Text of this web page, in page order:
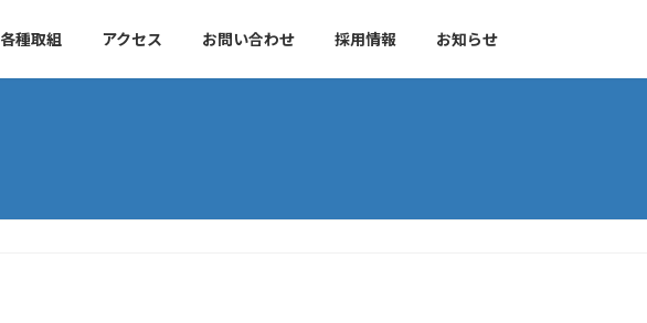
各種取組 アクセス お問い合わせ 採用情報 お知らせ